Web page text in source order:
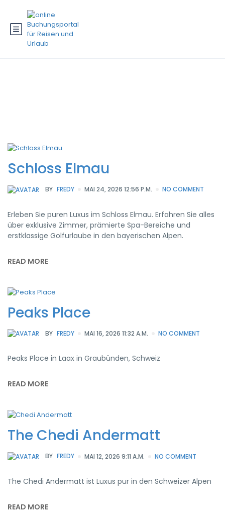
Schloss Elmau
BY FREDY MAI 24, 2026 12:56 P.M. NO COMMENT
Erleben Sie puren Luxus im Schloss Elmau. Erfahren Sie alles
über exklusive Zimmer, prämierte Spa-Bereiche und
erstklassige Golfurlaube in den bayerischen Alpen.
READ MORE
Peaks Place
BY FREDY MAI 16, 2026 11:32 A.M. NO COMMENT
Peaks Place in Laax in Graubünden, Schweiz
READ MORE
The Chedi Andermatt
BY FREDY MAI 12, 2026 9:11 A.M. NO COMMENT
The Chedi Andermatt ist Luxus pur in den Schweizer Alpen
READ MORE